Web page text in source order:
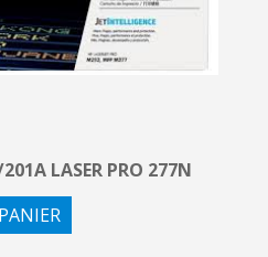
LASER PRO 277N